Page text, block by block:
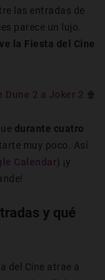
las entradas de
parece un lujo.
la Fiesta del Cine
Dune 2 a Joker 2 🍿
durante cuatro
muy poco. Así
Calendar) ¡y
y qué
del Cine atrae a